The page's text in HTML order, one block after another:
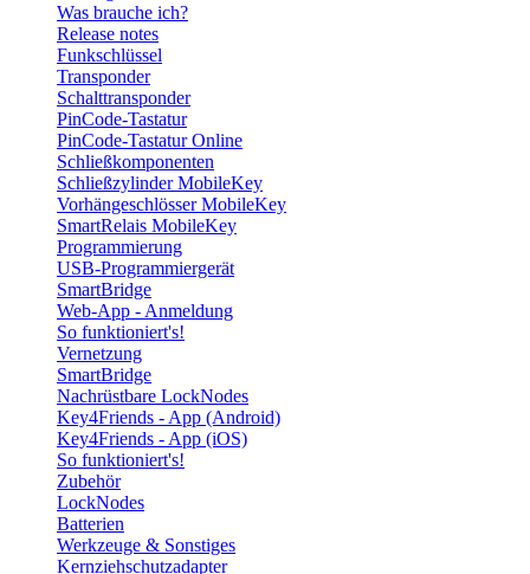
Was brauche ich?
Release notes
Funkschlüssel
Transponder
Schalttransponder
PinCode-Tastatur
PinCode-Tastatur Online
Schließkomponenten
Schließzylinder MobileKey
Vorhängeschlösser MobileKey
SmartRelais MobileKey
Programmierung
USB-Programmiergerät
SmartBridge
Web-App - Anmeldung
So funktioniert's!
Vernetzung
SmartBridge
Nachrüstbare LockNodes
Key4Friends - App (Android)
Key4Friends - App (iOS)
So funktioniert's!
Zubehör
LockNodes
Batterien
Werkzeuge & Sonstiges
Kernziehschutzadapter